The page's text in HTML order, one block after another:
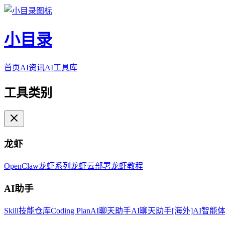
小目录
首页AI资讯AI工具库
工具类别
龙虾
OpenClaw龙虾系列 龙虾云部署龙虾教程
AI助手
Skill技能仓库Coding PlanAI聊天助手AI聊天助手[海外]AI智能体